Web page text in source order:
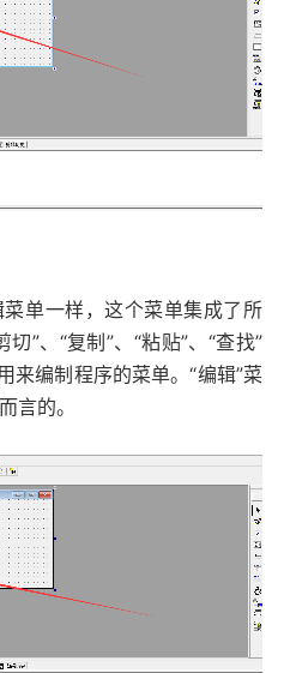
单一样，这个菜单集成了所
”、“复制”、“粘贴”、“查找”
来编制程序的菜单。“编辑”菜
言的。